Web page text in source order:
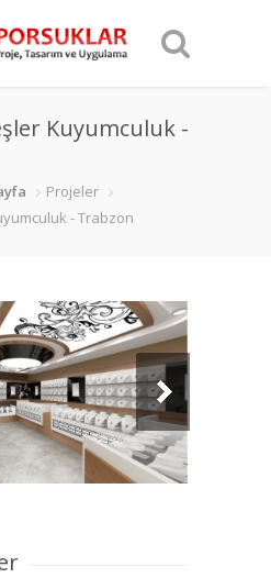
Kuyumculuk -
Projeler
- Trabzon